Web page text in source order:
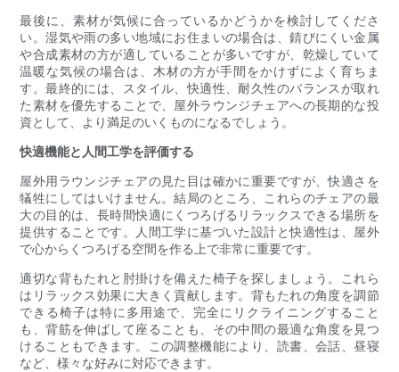
最後に、素材が気候に合っているかどうかを検討してくださ
い。湿気や雨の多い地域にお住まいの場合は、錆びにくい金属
や合成素材の方が適していることが多いですが、乾燥していて
温暖な気候の場合は、木材の方が手間をかけずによく育ちま
す。最終的には、スタイル、快適性、耐久性のバランスが取れ
た素材を優先することで、屋外ラウンジチェアへの長期的な投
資として、より満足のいくものになるでしょう。
快適機能と人間工学を評価する
屋外用ラウンジチェアの見た目は確かに重要ですが、快適さを
犠牲にしてはいけません。結局のところ、これらのチェアの最
大の目的は、長時間快適にくつろげるリラックスできる場所を
提供することです。人間工学に基づいた設計と快適性は、屋外
で心からくつろげる空間を作る上で非常に重要です。
適切な背もたれと肘掛けを備えた椅子を探しましょう。これら
はリラックス効果に大きく貢献します。背もたれの角度を調節
できる椅子は特に多用途で、完全にリクライニングすること
も、背筋を伸ばして座ることも、その中間の最適な角度を見つ
けることもできます。この調整機能により、読書、会話、昼寝
など、様々な好みに対応できます。